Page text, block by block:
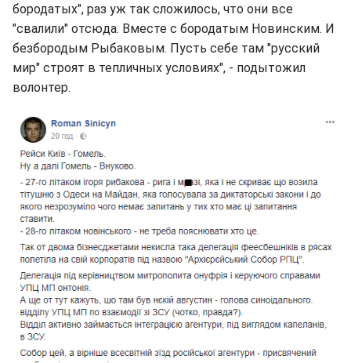
бородатых", раз уж так сложилось, что они все
"свалили" отсюда. Вместе с бородатым Новинским. И
безбородым Рыбаковым. Пусть себе там "русский
мир" строят в тепличных условиях", - подытожил
волонтер.